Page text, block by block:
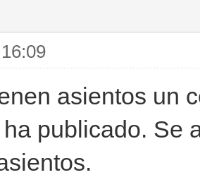
asientos un
publicado. Se